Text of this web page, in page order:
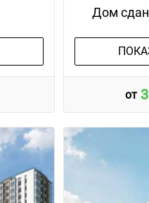
Дом сдан
от